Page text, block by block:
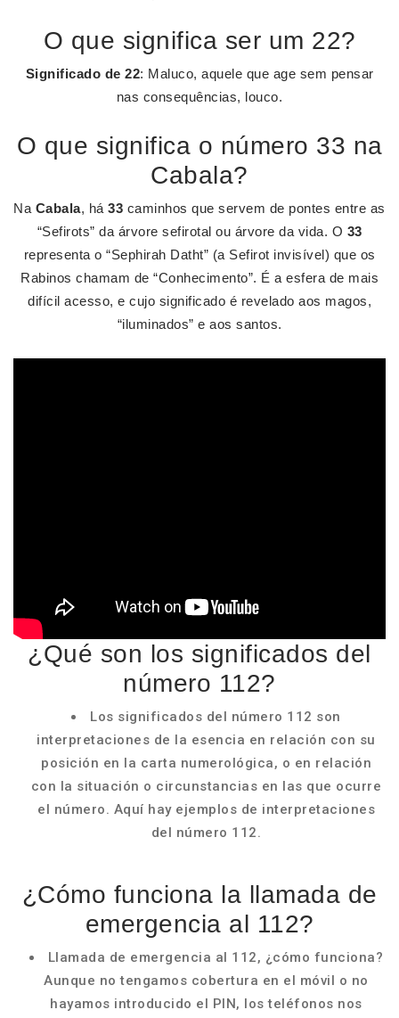
O que significa ser um 22?
Significado de 22: Maluco, aquele que age sem pensar
nas consequências, louco.
O que significa o número 33 na
Cabala?
Na Cabala, há33 caminhos que servem de pontes entre as
“Sefirots” da árvore sefirotal ou árvore da vida. O 33
representa o “Sephirah Datht” (a Sefirot invisível) que os
Rabinos chamam de “Conhecimento”. É a esfera de mais
difícil acesso, e cujo significado é revelado aos magos,
“iluminados” e aos santos.
¿Qué son los significados del
número 112?
Los significados del número 112 son
interpretaciones de la esencia en relación con su
posición en la carta numerológica, o en relación
con la situación o circunstancias en las que ocurre
el número. Aquí hay ejemplos de interpretaciones
del número 112.
¿Cómo funciona la llamada de
emergencia al 112?
Llamada de emergencia al 112, ¿cómo funciona?
Aunque no tengamos cobertura en el móvil o no
hayamos introducido el PIN, los teléfonos nos